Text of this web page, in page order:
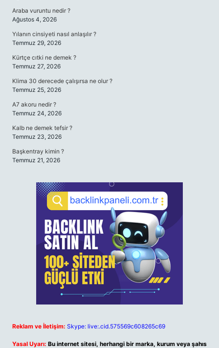
Araba vuruntu nedir ?
Ağustos 4, 2026
Yılanın cinsiyeti nasıl anlaşılır ?
Temmuz 29, 2026
Kürtçe cıtki ne demek ?
Temmuz 27, 2026
Klima 30 derecede çalışırsa ne olur ?
Temmuz 25, 2026
A7 akoru nedir ?
Temmuz 24, 2026
Kalb ne demek tefsir ?
Temmuz 23, 2026
Başkentray kimin ?
Temmuz 21, 2026
Reklam ve İletişim: Skype: live:.cid.575569c608265c69
Yasal Uyarı: Bu internet sitesi, herhangi bir marka, kurum veya şahıs